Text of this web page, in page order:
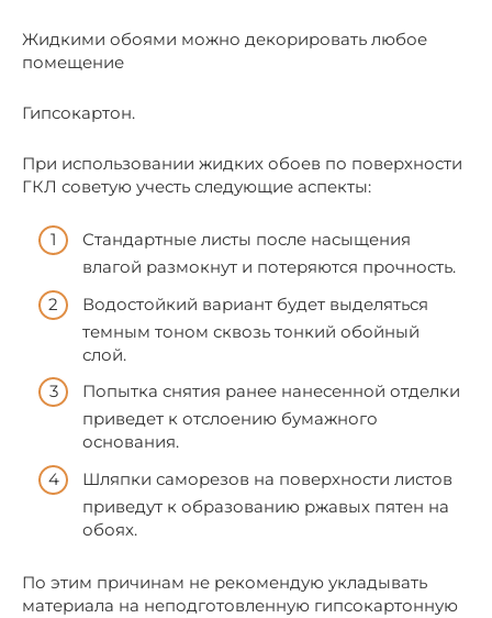
Жидкими обоями можно декорировать любое
помещение
Гипсокартон.
При использовании жидких обоев по поверхности
ГКЛ советую учесть следующие аспекты:
Стандартные листы после насыщения
влагой размокнут и потеряются прочность.
Водостойкий вариант будет выделяться
темным тоном сквозь тонкий обойный
слой.
Попытка снятия ранее нанесенной отделки
приведет к отслоению бумажного
основания.
Шляпки саморезов на поверхности листов
приведут к образованию ржавых пятен на
обоях.
По этим причинам не рекомендую укладывать
материала на неподготовленную гипсокартонную